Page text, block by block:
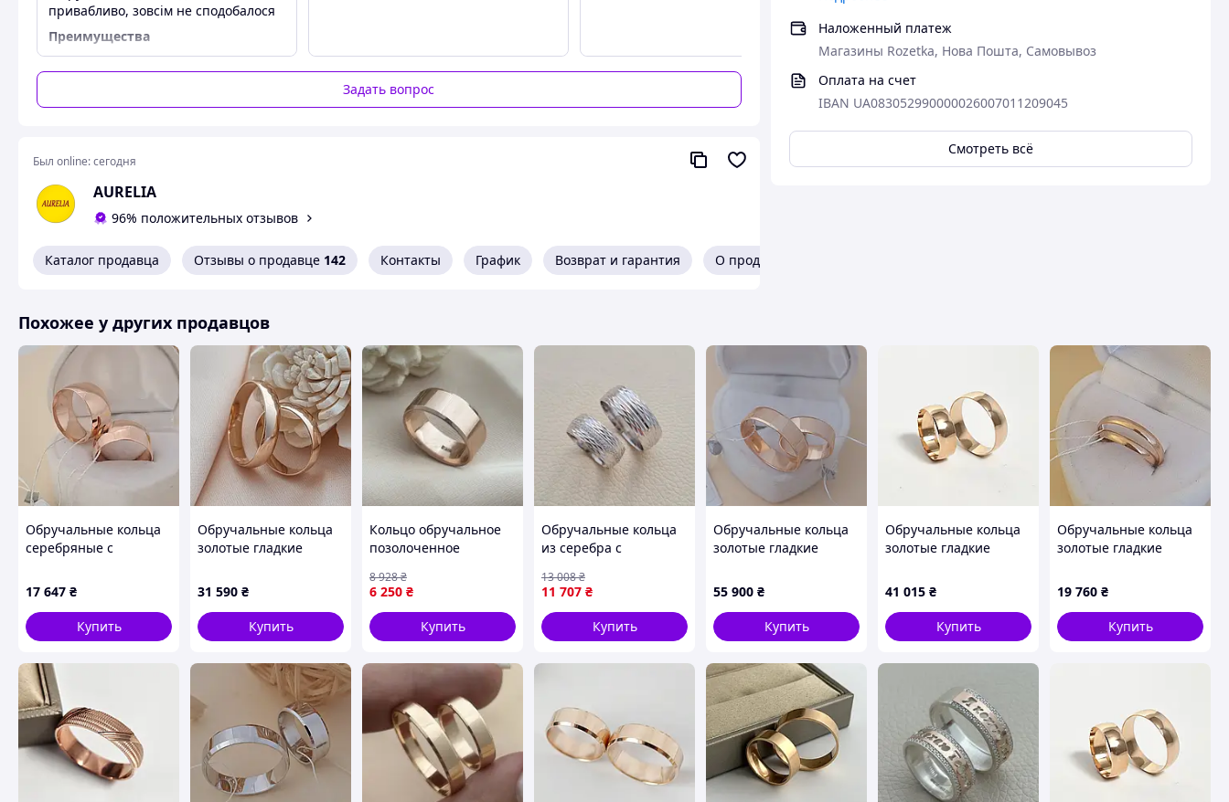
Наложенный платеж
Магазины Rozetka, Нова Пошта, Самовывоз
Оплата на счет
IBAN UA083052990000026007011209045
Смотреть всё
привабливо, зовсім не сподобалося
Преимущества
Ніяких
Задать вопрос
Был online:сегодня
AURELIA
96% положительных отзывов
Каталог продавца Отзывы о продавце 142 Контакты График Возврат и гарантия О продавце
Похожее у других продавцов
Обручальные кольца
серебряные с
классическим
профилем пара
17 647 ₴
Купить
Обручальные кольца
золотые гладкие
классические пара 4
мм
31 590 ₴
Купить
Кольцо обручальное
позолоченное
позолоченное гладкое
американка
6 250 ₴
8 928₴
Купить
Обручальные кольца
из серебра с
фианитами.
11 707 ₴
13 008₴
Купить
Обручальные кольца
золотые гладкие
55 900 ₴
Купить
Обручальные кольца
золотые гладкие
классические пара 6
мм
41 015 ₴
Купить
Обручальные кольца
золотые гладкие
Европейка пара 2.5 мм
19 760 ₴
Купить